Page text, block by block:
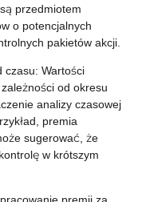
przedmiotem
o potencjalnych
pakietów akcji.
czasu: Wartości
od okresu
analizy czasowej
premia
sugerować, że
w krótszym